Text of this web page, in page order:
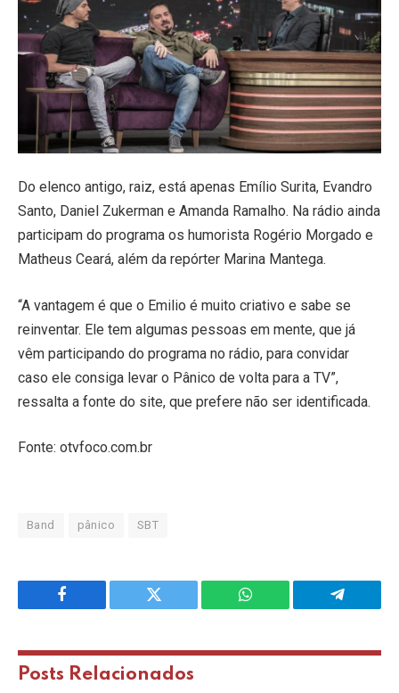
Do elenco antigo, raiz, está apenas Emílio Surita, Evandro
Santo, Daniel Zukerman e Amanda Ramalho. Na rádio ainda
participam do programa os humorista Rogério Morgado e
Matheus Ceará, além da repórter Marina Mantega.
“A vantagem é que o Emilio é muito criativo e sabe se
reinventar. Ele tem algumas pessoas em mente, que já
vêm participando do programa no rádio, para convidar
caso ele consiga levar o Pânico de volta para a TV”,
ressalta a fonte do site, que prefere não ser identificada.
Fonte: otvfoco.com.br
Band pânico SBT
Facebook Twitter WhatsApp Telegram
Posts Relacionados